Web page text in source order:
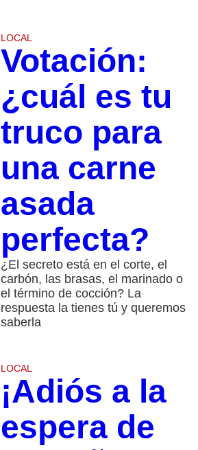
LOCAL
Votación:
¿cuál es tu
truco para
una carne
asada
perfecta?
¿El secreto está en el corte, el
carbón, las brasas, el marinado o
el término de cocción? La
respuesta la tienes tú y queremos
saberla
LOCAL
¡Adiós a la
espera de